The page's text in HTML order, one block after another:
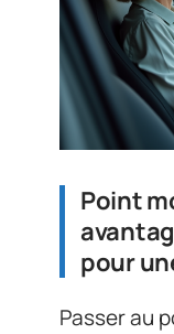
Point
pour
Passer au